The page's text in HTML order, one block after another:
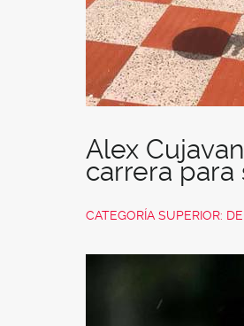
Alex
carrera
CATEGORÍA SUPERIOR: